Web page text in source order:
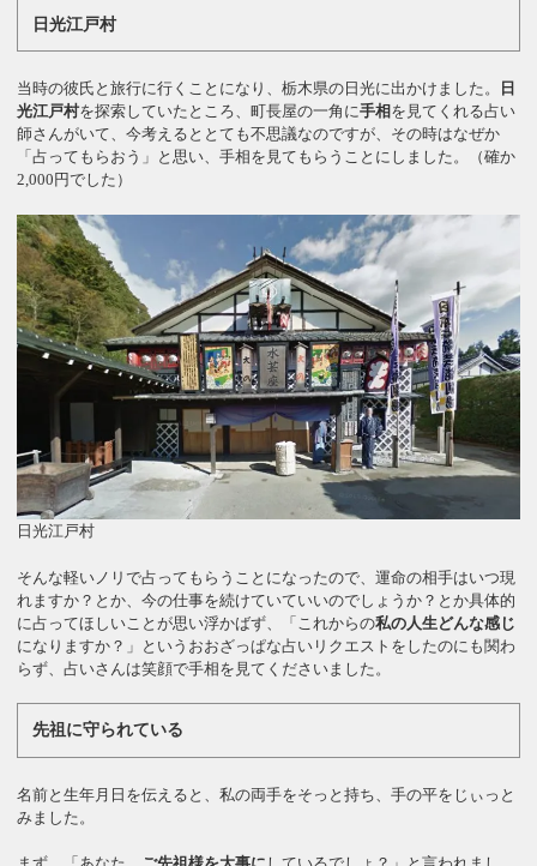
日光江戸村
当時の彼氏と旅行に行くことになり、栃木県の日光に出かけました。
日
光江戸村を探索していたところ、町長屋の一角に手相 を見てくれる占い
師さんがいて、今考えるととても不思議なのですが、その時はなぜか
「占ってもらおう」と思い、手相を見てもらうことにしました。（確か
2,000円でした）
日光江戸村
そんな軽いノリで占ってもらうことになったので、運命の相手はいつ現
れますか？とか、今の仕事を続けていていいのでしょうか？とか具体的
に占ってほしいことが思い浮かばず、「これからの私の人生どんな感じ
になりますか？」というおおざっぱな占いリクエストをしたのにも関わ
らず、占いさんは笑顔で手相を見てくださいました。
先祖に守られている
名前と生年月日を伝えると、私の両手をそっと持ち、手の平をじぃっと
みました。